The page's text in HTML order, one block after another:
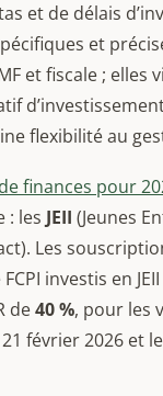
et de délais
et
et fiscale ; elles
flexibilité au
finances pour
: les JEII (Jeunes
Les
investis en
de40 %, pour les
février 2026 et